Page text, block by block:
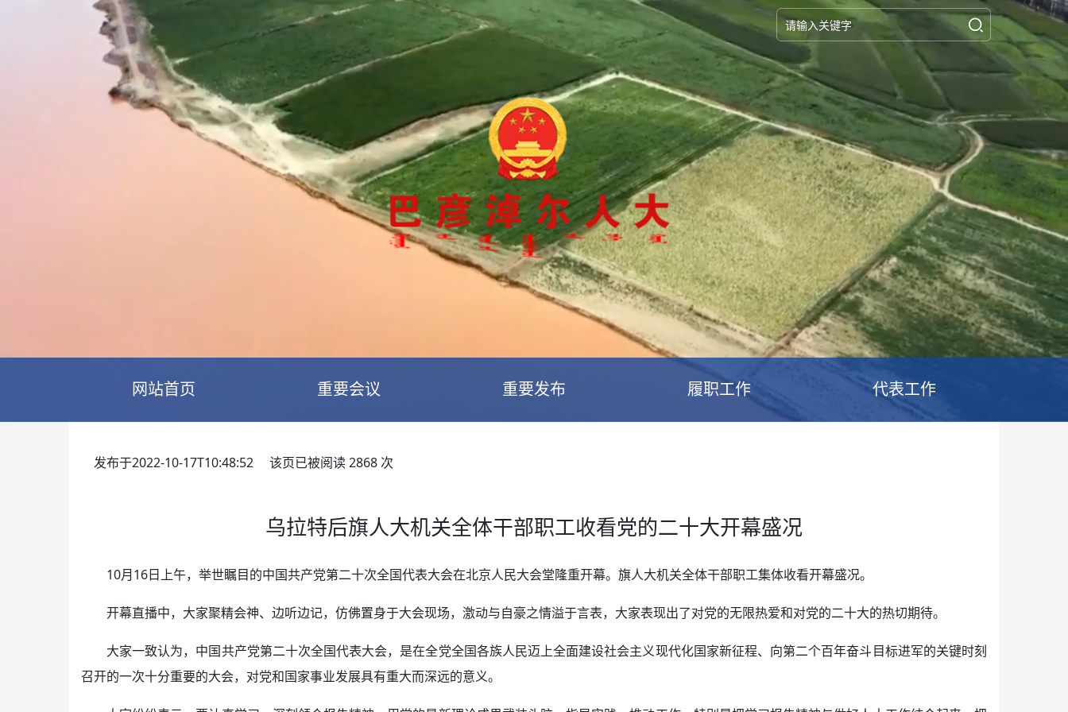
网站首页 重要会议 重要发布 履职工作 代表工作
发布于2022-10-17T10:48:52 该页已被阅读2868 次
乌拉特后旗人大机关全体干部职工收看党的二十大开幕盛况
10月16日上午，举世瞩目的中国共产党第二十次全国代表大会在北京人民大会堂隆重开幕。旗人大机关全体干部职工集体收看开幕盛况。
开幕直播中，大家聚精会神、边听边记，仿佛置身于大会现场，激动与自豪之情溢于言表，大家表现出了对党的无限热爱和对党的二十大的热切期待。
大家一致认为，中国共产党第二十次全国代表大会，是在全党全国各族人民迈上全面建设社会主义现代化国家新征程、向第二个百年奋斗目标进军的关键时刻
召开的一次十分重要的大会，对党和国家事业发展具有重大而深远的意义。